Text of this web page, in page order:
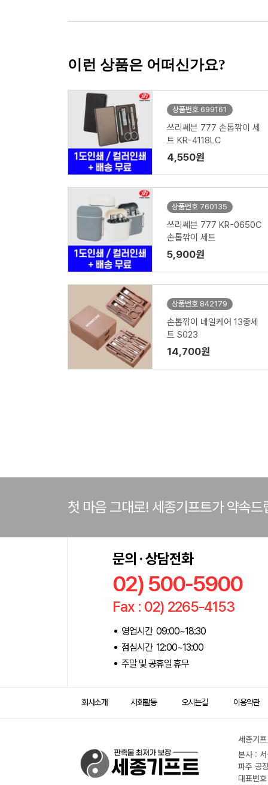
이런 상품은 어떠신가요?
상품번호 699161
쓰리쎄븐 777 손톱깎이 세
트 KR-4118LC
4,550원
상품번호 760135
쓰리쎄븐 777 KR-0650C
손톱깎이 세트
5,900원
상품번호 842179
손톱깎이 네일케어 13종세
트 S023
14,700원
첫 마음 그대로! 세종기프트가 약속드
문의 · 상담전화
02) 500-5900
Fax : 02) 2265-4153
영업시간 09:00~18:30
점심시간 12:00~13:00
주말 및 공휴일 휴무
회사소개 사회활동 오시는길 이용약관
세종기
본사 :
파주 공
대표번